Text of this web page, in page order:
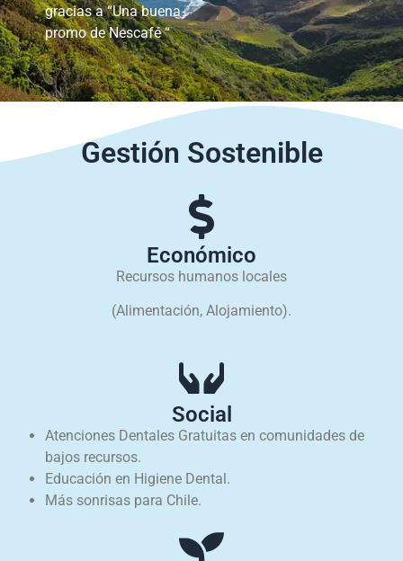
gracias a “Una buena
promo de Nescafé “
Gestión Sostenible
Económico
Recursos humanos locales
(Alimentación, Alojamiento).
Social
Atenciones Dentales Gratuitas en comunidades de
bajos recursos.
Educación en Higiene Dental.
Más sonrisas para Chile.